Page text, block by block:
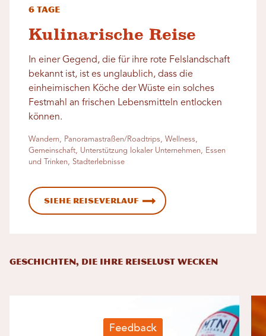
6 Tage
Kulinarische Reise
In einer Gegend, die für ihre rote Felslandschaft
bekannt ist, ist es unglaublich, dass die
einheimischen Köche der Wüste ein solches
Festmahl an frischen Lebensmitteln entlocken
können.
Wandern, Panoramastraßen/Roadtrips, Wellness,
Gemeinschaft, Unterstützung lokaler Unternehmen, Essen
und Trinken, Stadterlebnisse
Siehe Reiseverlauf
GESCHICHTEN, DIE IHRE REISELUST WECKEN